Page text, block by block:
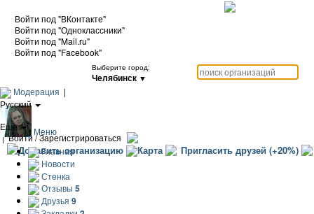
Войти под "ВКонтакте"
Войти под "Одноклассники"
Войти под "Mail.ru"
Войти под "Facebook"
Выберите город:
Челябинск ▼
Модерация |
Русский
Еще
|Войти / Зарегистрироваться
Добавить организацию Карта Пригласить друзей (+20%)
Меню
Главная
Новости
Стенка
Отзывы 5
Друзья 9